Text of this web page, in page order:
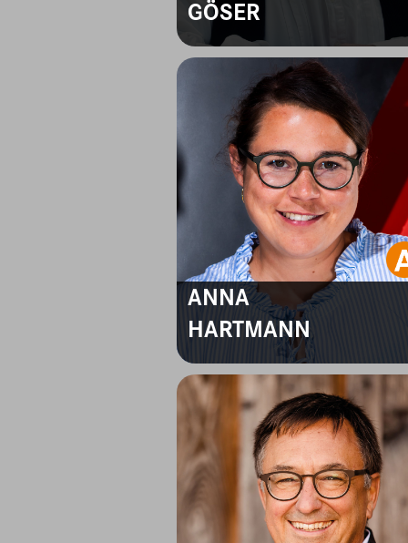
GÖSER
ANNA
HARTMANN